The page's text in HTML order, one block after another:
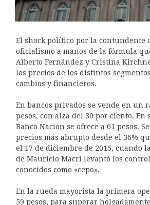
El shock político por la contundente
oficialismo a manos de la fórmula
Alberto Fernández y Cristina
los precios de los distintos
cambios y financieros.
En bancos privados se vende en un
pesos, con alza del 30 por ciento. En
Banco Nación se ofrece a 61 pesos.
precios más abrupto desde el 36%
el 17 de diciembre de 2015, cuando
de Mauricio Macri levantó los
conocidos como «cepo».
En la rueda mayorista la primera
59 pesos, para superar